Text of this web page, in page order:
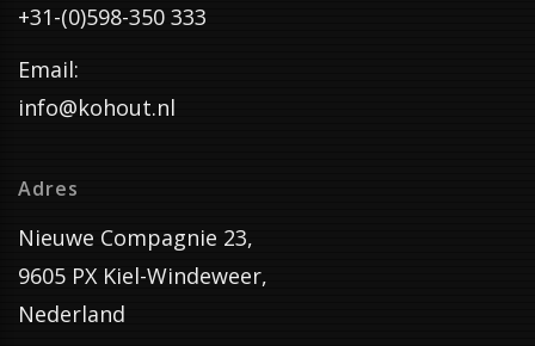
+31-(0)598-350 333
Email:
info@kohout.nl
Adres
Nieuwe Compagnie 23,
9605 PX Kiel-Windeweer,
Nederland